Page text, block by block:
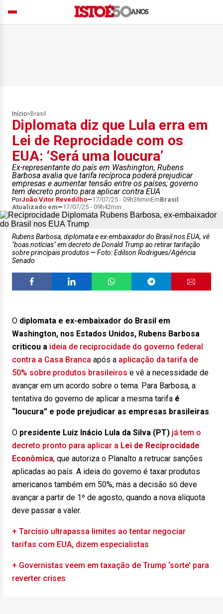
Início> Brasil
Diplomata diz que Lula erra em
Lei de Reprocidade com os
EUA: ‘Será uma loucura’
Ex-representante do país em Washington, Rubens
Barbosa avalia que tarifa recíproca poderá prejudicar
empresas e aumentar tensão entre os países; governo
tem decreto pronto para aplicar contra EUA
PorJoão Vitor Revedilho 17/07/25 - 09h36minEmBrasil
Atualizado em
17/07/25 - 09h42min
Rubens Barbosa, diplomata e ex-embaixador do Brasil nos EUA, vê
"boas notícias" em decreto de Donald Trump ao retirar tarifação
sobre principais produtos
Foto: Edilson Rodrigues/Agência
Senado
O diplomata e ex-embaixador do Brasil em
Washington, nos Estados Unidos, Rubens Barbosa
criticou a ideia de reciprocidade do governo federal
contra a Casa Branca após a aplicação da tarifa de
50% sobre produtos brasileiros e vê a necessidade de
avançar em um acordo sobre o tema. Para Barbosa, a
tentativa do governo de aplicar a mesma tarifa é
“loucura” e pode prejudicar as empresas brasileiras.
O presidente Luiz Inácio Lula da Silva (PT) já tem o
decreto pronto para aplicar a Lei de Reciprocidade
Econômica, que autoriza o Planalto a retrucar sanções
aplicadas ao país. A ideia do governo é taxar produtos
americanos também em 50%, mas a decisão só deve
avançar a partir de 1º de agosto, quando a nova alíquota
deve passar a valer.
+ Tarcísio ultrapassa limites ao tentar negociar
tarifas com EUA, dizem especialistas
+ Governistas veem em taxação de Trump ‘sorte’ para
reverter crises